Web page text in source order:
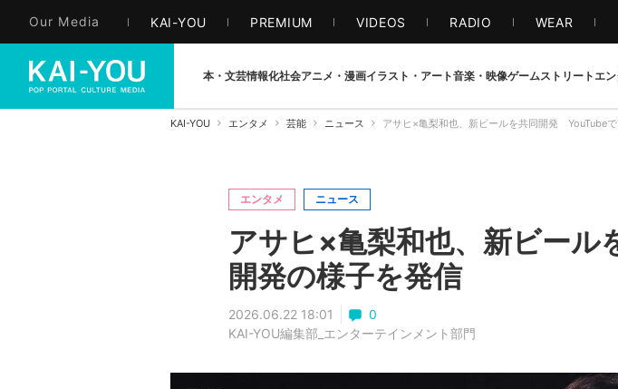
Our Media KAI-YOU PREMIUM VIDEOS RADIO WEAR
本・文芸情報化社会アニメ・漫画イラスト・アート音楽・映像ゲームストリート エ
KAI-YOU エンタメ 芸能 ニュース アサヒ×亀梨和也、新ビールを共同開発 YouTube
エンタメ ニュース
アサヒ×亀梨和也、新ビー
開発の様子を発信
2026.06.22 18:01
0
KAI-YOU編集部_エンターテインメント部門